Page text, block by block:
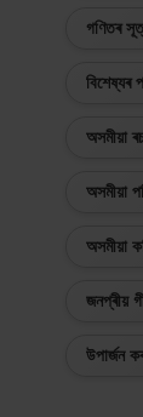
গণিতৰ
বিশেষ্যৰ
অসমীয়া
অসমীয়া
অসমীয়া
জনপ্ৰীয়
উপাৰ্জন